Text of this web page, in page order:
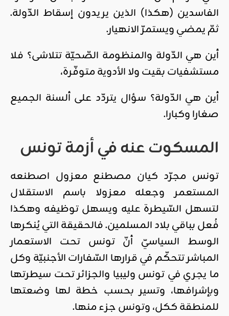
الفاسدين (هكذا) الذين يريدون إسقاط الدّولة.
ثمّ يمضي ويستمرّ الانهيار.
أين هي الدّولة والمنظومة الصّحيّة تتلاشى؟ فلا
مستشفيات بقيت ولا الأدوية متوفّرة،
أين هي الدّولة؟ سؤال يتردّد على ألسنة الجميع
صغارا وكبارا.
المسكوت عنه في أزمة تونس
تونس مجرّد كيان مصطنع معزول اصطنعه
المستعمر وجعله معزولا باسم الاستقلال
لتسهل السّيطرة عليه ويسهل توظيفه وهكذا
فُعل بباقي بلاد المسلمين. فالحقيقة التي يُنكرها
الوسط السياسيّ أنّ تونس تحت الاستعمار
المباشر تتحكّم في قرارها السّفارات الأجنبيّة وكل
ما يجري في تونس وليبيا والجزائر تحت سيطرتها
وبإشرافها، وتسير بحسب خطة لها وضعتها
للمنطقة ككل، وتونس جزء منها.